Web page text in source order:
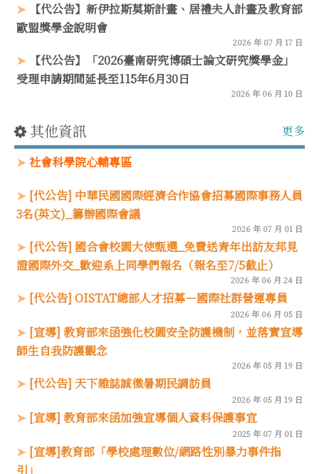
【代公告】新伊拉斯莫斯計畫、居禮夫人計畫及教育部
歐盟獎學金說明會
2026 年 07 月 17 日
【代公告】「2026臺南研究博碩士論文研究獎學金」
受理申請期間延長至115年6月30日
2026 年 06 月 10 日
其他資訊
更多
社會科學院心輔專區
[代公告] 中華民國國際經濟合作協會招募國際事務人員
3名(英文)_籌辦國際會議
2026 年 07 月 01 日
[代公告] 國合會校園大使甄選_免費送青年出訪友邦見
證國際外交_歡迎系上同學們報名（報名至7/5截止）
2026 年 06 月 24 日
[代公告] OISTAT總部人才招募－國際社群營運專員
2026 年 06 月 05 日
[宣導] 教育部來函強化校園安全防護機制，並落實宣導
師生自我防護觀念
2026 年 05 月 19 日
[代公告] 天下雜誌誠徵暑期民調訪員
2026 年 05 月 19 日
[宣導] 教育部來函加強宣導個人資料保護事宜
2025 年 07 月 01 日
[宣導]教育部「學校處理數位/網路性別暴力事件指
引」